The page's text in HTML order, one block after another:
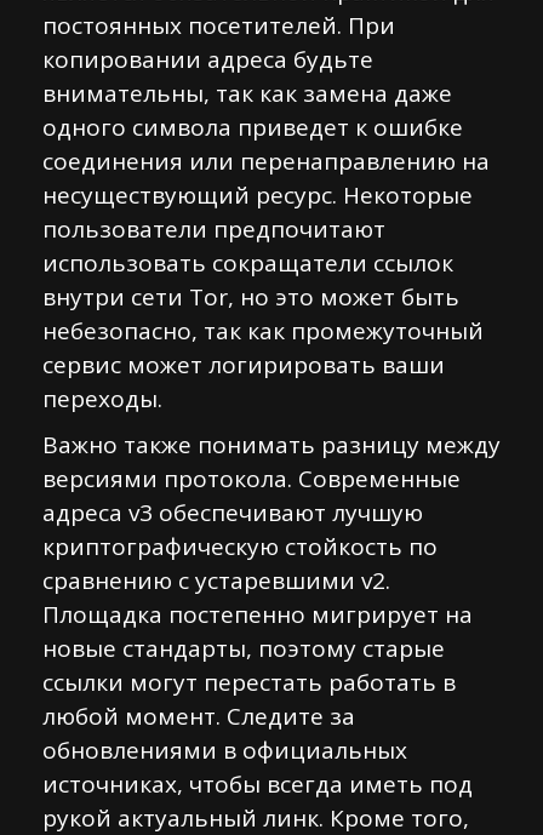
постоянных посетителей. При
копировании адреса будьте
внимательны, так как замена даже
одного символа приведет к ошибке
соединения или перенаправлению на
несуществующий ресурс. Некоторые
пользователи предпочитают
использовать сокращатели ссылок
внутри сети Tor, но это может быть
небезопасно, так как промежуточный
сервис может логирировать ваши
переходы.
Важно также понимать разницу между
версиями протокола. Современные
адреса v3 обеспечивают лучшую
криптографическую стойкость по
сравнению с устаревшими v2.
Площадка постепенно мигрирует на
новые стандарты, поэтому старые
ссылки могут перестать работать в
любой момент. Следите за
обновлениями в официальных
источниках, чтобы всегда иметь под
рукой актуальный линк. Кроме того,